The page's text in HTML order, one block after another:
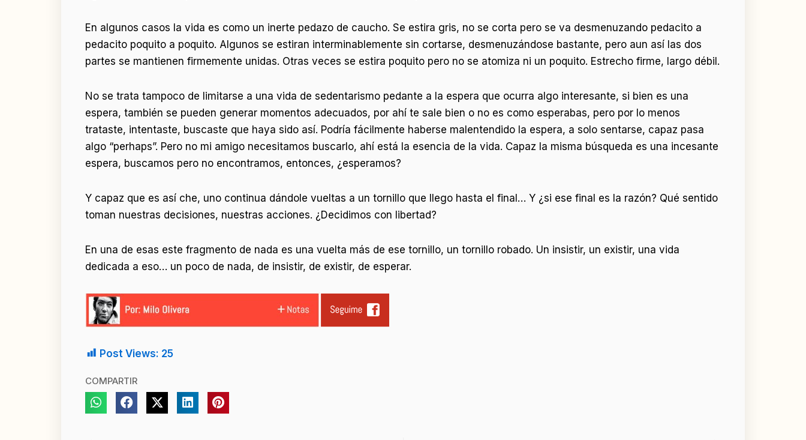
En algunos casos la vida es como un inerte pedazo de caucho. Se estira gris, no se corta pero se va desmenuzando pedacito a
pedacito poquito a poquito. Algunos se estiran interminablemente sin cortarse, desmenuzándose bastante, pero aun así las dos
partes se mantienen firmemente unidas. Otras veces se estira poquito pero no se atomiza ni un poquito. Estrecho firme, largo débil.
No se trata tampoco de limitarse a una vida de sedentarismo pedante a la espera que ocurra algo interesante, si bien es una
espera, también se pueden generar momentos adecuados, por ahí te sale bien o no es como esperabas, pero por lo menos
trataste, intentaste, buscaste que haya sido así. Podría fácilmente haberse malentendido la espera, a solo sentarse, capaz pasa
algo “perhaps”. Pero no mi amigo necesitamos buscarlo, ahí está la esencia de la vida. Capaz la misma búsqueda es una incesante
espera, buscamos pero no encontramos, entonces, ¿esperamos?
Y capaz que es así che, uno continua dándole vueltas a un tornillo que llego hasta el final… Y ¿si ese final es la razón? Qué sentido
toman nuestras decisiones, nuestras acciones. ¿Decidimos con libertad?
En una de esas este fragmento de nada es una vuelta más de ese tornillo, un tornillo robado. Un insistir, un existir, una vida
dedicada a eso… un poco de nada, de insistir, de existir, de esperar.
Post Views: 25
COMPARTIR